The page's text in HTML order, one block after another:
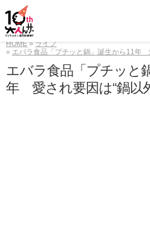
HOME
ライフ
エバラ食品「プチッと鍋」誕生から11年
エバラ食品「プチッと
年 愛され要因は“鍋以